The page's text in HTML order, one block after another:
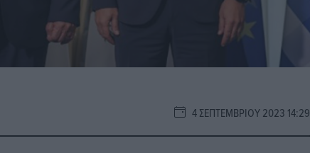
4 ΣΕΠΤΕΜΒΡΊΟΥ 2023 14:29